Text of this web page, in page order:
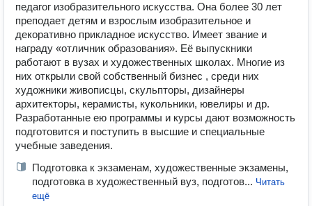
педагог изобразительного искусства. Она более 30 лет
преподает детям и взрослым изобразительное и
декоративно прикладное искусство. Имеет звание и
награду «отличник образования». Её выпускники
работают в вузах и художественных школах. Многие из
них открыли свой собственный бизнес , среди них
художники живописцы, скульпторы, дизайнеры
архитекторы, керамисты, кукольники, ювелиры и др.
Разработанные ею программы и курсы дают возможность
подготовится и поступить в высшие и специальные
учебные заведения.
Подготовка к экзаменам, художественные экзамены,
подготовка в художественный вуз, подготов... Читать
ещё